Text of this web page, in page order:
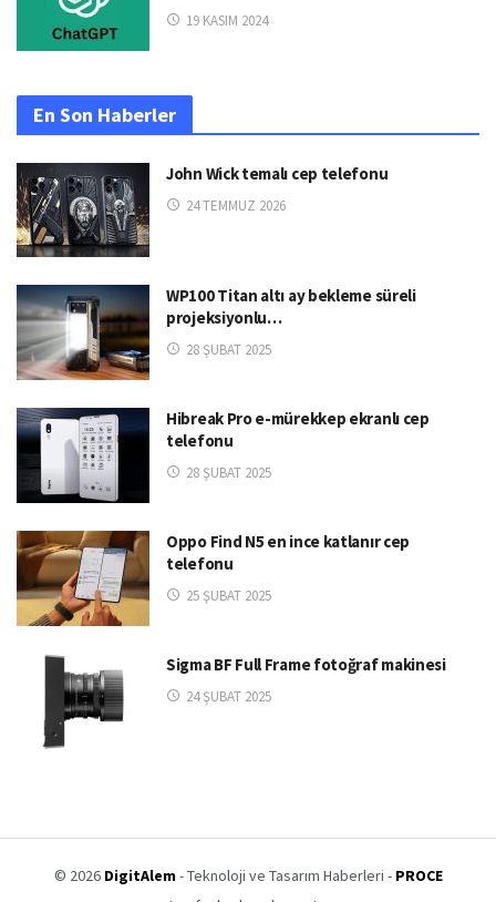
19 KASIM 2024
En Son Haberler
John Wick temalı cep telefonu
24 TEMMUZ 2026
WP100 Titan altı ay bekleme süreli
projeksiyonlu…
28 ŞUBAT 2025
Hibreak Pro e-mürekkep ekranlı cep
telefonu
28 ŞUBAT 2025
Oppo Find N5 en ince katlanır cep
telefonu
25 ŞUBAT 2025
Sigma BF Full Frame fotoğraf makinesi
24 ŞUBAT 2025
© 2026 DigitAlem- Teknoloji ve Tasarım Haberleri - PROCE